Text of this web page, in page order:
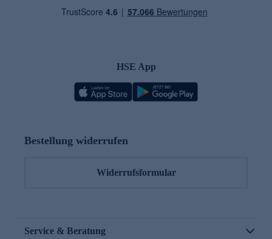
HSE App
Bestellung widerrufen
Widerrufsformular
Service & Beratung